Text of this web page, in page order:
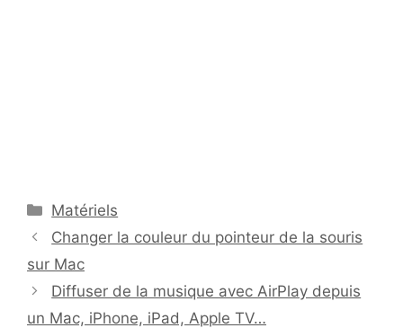
Catégories
Matériels
Changer la couleur du pointeur de la souris
sur Mac
Diffuser de la musique avec AirPlay depuis
un Mac, iPhone, iPad, Apple TV…